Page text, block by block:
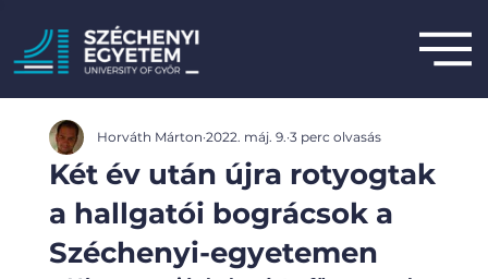
Két év után újra rotyogtak
a hallgatói bográcsok a
Széchenyi-egyetemen
Horváth Márton 2022. máj. 9. 3 perc olvasás